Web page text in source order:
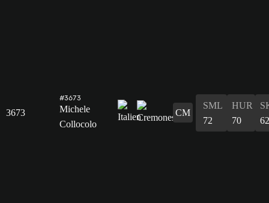
3673
#3673
Michele
Collocolo
CM
SML
72
HUR
70
62